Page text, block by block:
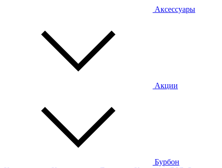
Аксессуары
Акции
Бурбон